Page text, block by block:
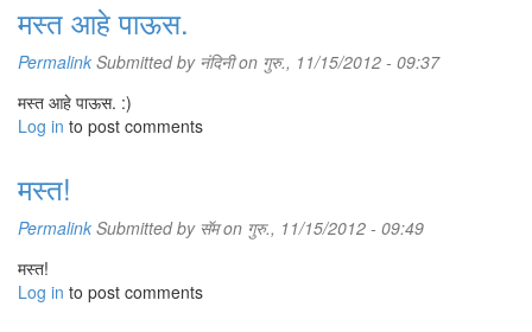
मस्त आहे पाऊस.
Permalink Submitted by नंदिनीon गुरु., 11/15/2012 - 09:37
मस्त आहे पाऊस. :)
Log in to post comments
मस्त!
Permalink Submitted by सॅमon गुरु., 11/15/2012 - 09:49
मस्त!
Log in to post comments